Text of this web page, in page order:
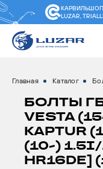
КАРВИЛЬШОП
LUZAR,
Главная Каталог
БОЛТЫ
VESTA
KAPTUR
(10-)
HR16DE]